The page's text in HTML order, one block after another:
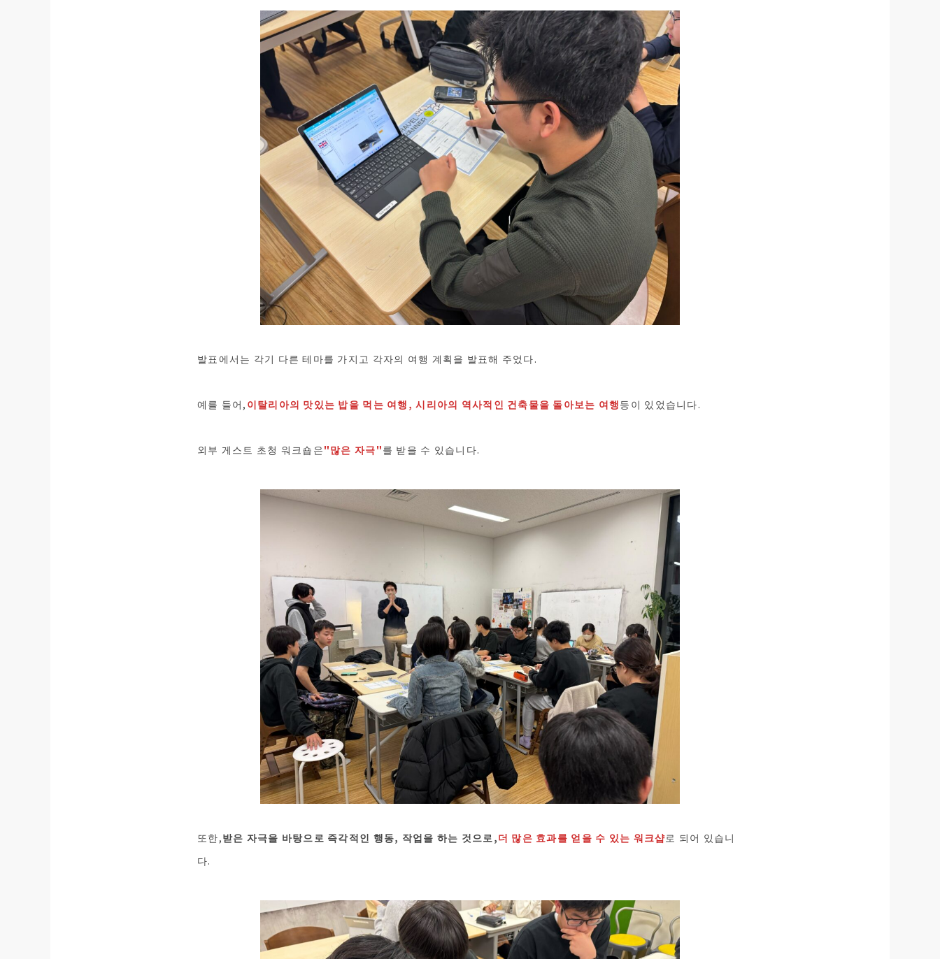
발표에서는 각기 다른 테마를 가지고 각자의 여행 계획을 발표해 주었다.
예를 들어, 이탈리아의 맛있는 밥을 먹는 여행, 시리아의 역사적인 건축물을 돌아보는 여행등이 있었습니다.
외부 게스트 초청 워크숍은"많은 자극"를 받을 수 있습니다.
또한,받은 자극을 바탕으로 즉각적인 행동, 작업을 하는 것으로,더 많은 효과를 얻을 수 있는 워크샵로 되어 있습니
다.